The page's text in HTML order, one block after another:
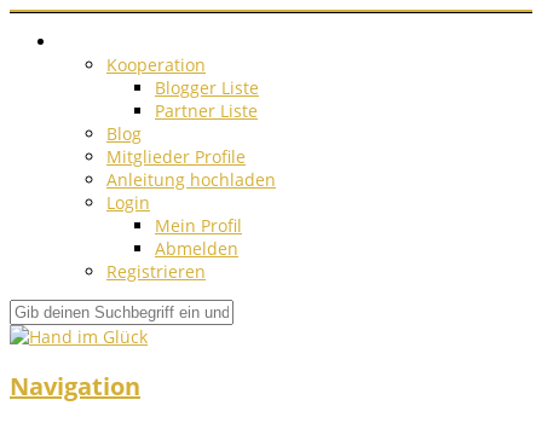
Kooperation
Blogger Liste
Partner Liste
Blog
Mitglieder Profile
Anleitung hochladen
Login
Mein Profil
Abmelden
Registrieren
Navigation